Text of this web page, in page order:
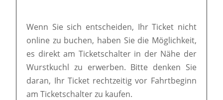
Wenn Sie sich entscheiden, Ihr Ticket nicht
online zu buchen, haben Sie die Möglichkeit,
es direkt am Ticketschalter in der Nähe der
Wurstkuchl zu erwerben. Bitte denken Sie
daran, Ihr Ticket rechtzeitig vor Fahrtbeginn
am Ticketschalter zu kaufen.